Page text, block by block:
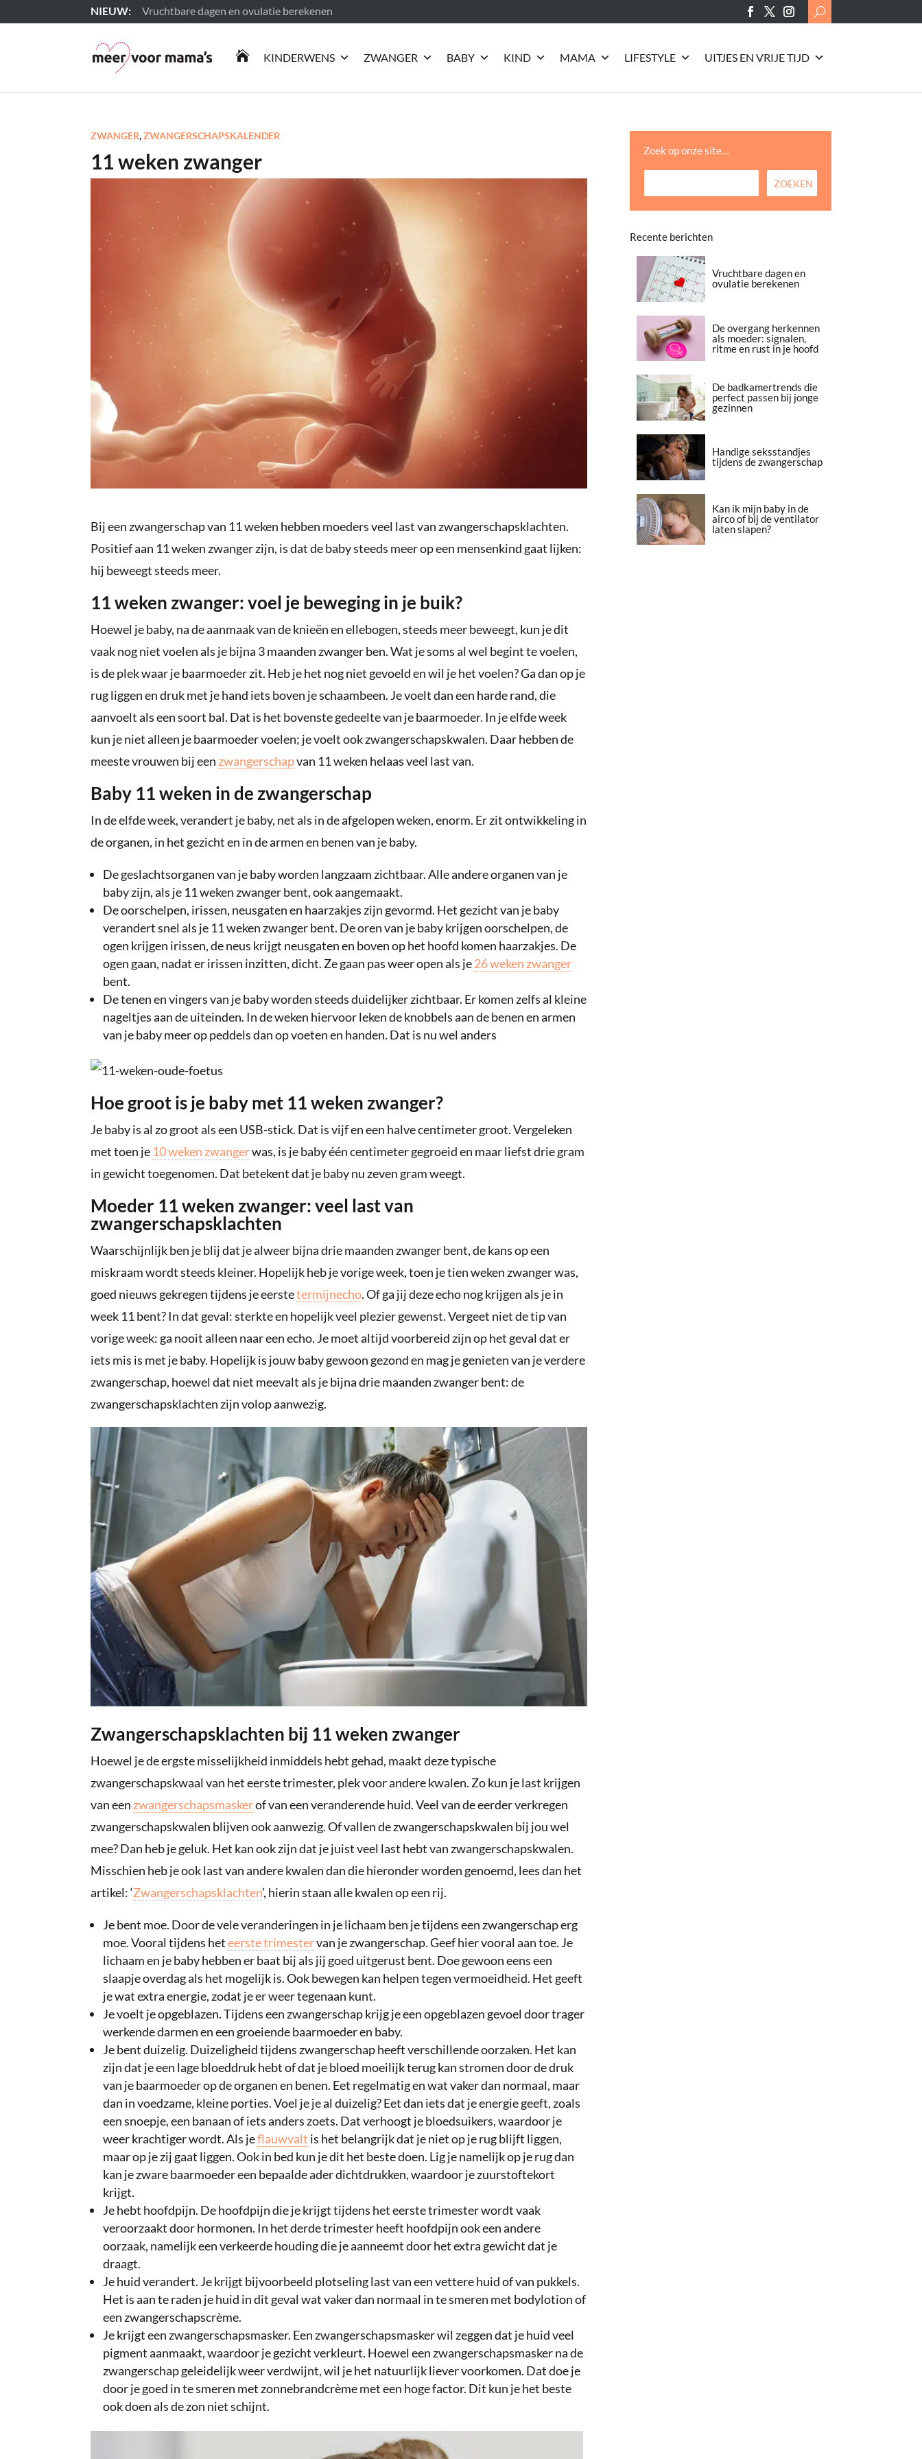
Vruchtbare dagen en ovulatie berekenen
Lees meer
Search
for:
 KINDERWENS ZWANGER BABY KIND MAMA LIFESTYLE UITJES EN VRIJE TIJD
ZWANGER,ZWANGERSCHAPSKALENDER
11 weken zwanger
Bij een zwangerschap van 11 weken hebben moeders veel last van zwangerschapsklachten.
Positief aan 11 weken zwanger zijn, is dat de baby steeds meer op een mensenkind gaat lijken:
hij beweegt steeds meer.
11 weken zwanger: voel je beweging in je buik?
Hoewel je baby, na de aanmaak van de knieën en ellebogen, steeds meer beweegt, kun je dit
vaak nog niet voelen als je bijna 3 maanden zwanger ben. Wat je soms al wel begint te voelen,
is de plek waar je baarmoeder zit. Heb je het nog niet gevoeld en wil je het voelen? Ga dan op je
rug liggen en druk met je hand iets boven je schaambeen. Je voelt dan een harde rand, die
aanvoelt als een soort bal. Dat is het bovenste gedeelte van je baarmoeder. In je elfde week
kun je niet alleen je baarmoeder voelen; je voelt ook zwangerschapskwalen. Daar hebben de
meeste vrouwen bij een zwangerschapvan 11 weken helaas veel last van.
Baby 11 weken in de zwangerschap
In de elfde week, verandert je baby, net als in de afgelopen weken, enorm. Er zit ontwikkeling in
de organen, in het gezicht en in de armen en benen van je baby.
De geslachtsorganen van je baby worden langzaam zichtbaar. Alle andere organen van je
baby zijn, als je 11 weken zwanger bent, ook aangemaakt.
De oorschelpen, irissen, neusgaten en haarzakjes zijn gevormd. Het gezicht van je baby
verandert snel als je 11 weken zwanger bent. De oren van je baby krijgen oorschelpen, de
ogen krijgen irissen, de neus krijgt neusgaten en boven op het hoofd komen haarzakjes. De
ogen gaan, nadat er irissen inzitten, dicht. Ze gaan pas weer open als je26 weken zwanger
bent.
De tenen en vingers van je baby worden steeds duidelijker zichtbaar. Er komen zelfs al kleine
nageltjes aan de uiteinden. In de weken hiervoor leken de knobbels aan de benen en armen
van je baby meer op peddels dan op voeten en handen. Dat is nu wel anders
Hoe groot is je baby met 11 weken zwanger?
Je baby is al zo groot als een USB-stick. Dat is vijf en een halve centimeter groot. Vergeleken
met toen je 10 weken zwangerwas, is je baby één centimeter gegroeid en maar liefst drie gram
in gewicht toegenomen. Dat betekent dat je baby nu zeven gram weegt.
Moeder 11 weken zwanger: veel last van
zwangerschapsklachten
Waarschijnlijk ben je blij dat je alweer bijna drie maanden zwanger bent, de kans op een
miskraam wordt steeds kleiner. Hopelijk heb je vorige week, toen je tien weken zwanger was,
goed nieuws gekregen tijdens je eerstetermijnecho. Of ga jij deze echo nog krijgen als je in
week 11 bent? In dat geval: sterkte en hopelijk veel plezier gewenst. Vergeet niet de tip van
vorige week: ga nooit alleen naar een echo. Je moet altijd voorbereid zijn op het geval dat er
iets mis is met je baby. Hopelijk is jouw baby gewoon gezond en mag je genieten van je verdere
zwangerschap, hoewel dat niet meevalt als je bijna drie maanden zwanger bent: de
zwangerschapsklachten zijn volop aanwezig.
Zwangerschapsklachten bij 11 weken zwanger
Hoewel je de ergste misselijkheid inmiddels hebt gehad, maakt deze typische
zwangerschapskwaal van het eerste trimester, plek voor andere kwalen. Zo kun je last krijgen
van een zwangerschapsmaskerof van een veranderende huid. Veel van de eerder verkregen
zwangerschapskwalen blijven ook aanwezig. Of vallen de zwangerschapskwalen bij jou wel
mee? Dan heb je geluk. Het kan ook zijn dat je juist veel last hebt van zwangerschapskwalen.
Misschien heb je ook last van andere kwalen dan die hieronder worden genoemd, lees dan het
artikel: ‘Zwangerschapsklachten’, hierin staan alle kwalen op een rij.
Je bent moe. Door de vele veranderingen in je lichaam ben je tijdens een zwangerschap erg
moe. Vooral tijdens heteerste trimestervan je zwangerschap. Geef hier vooral aan toe. Je
lichaam en je baby hebben er baat bij als jij goed uitgerust bent. Doe gewoon eens een
slaapje overdag als het mogelijk is. Ook bewegen kan helpen tegen vermoeidheid. Het geeft
je wat extra energie, zodat je er weer tegenaan kunt.
Je voelt je opgeblazen. Tijdens een zwangerschap krijg je een opgeblazen gevoel door trager
werkende darmen en een groeiende baarmoeder en baby.
Je bent duizelig. Duizeligheid tijdens zwangerschap heeft verschillende oorzaken. Het kan
zijn dat je een lage bloeddruk hebt of dat je bloed moeilijk terug kan stromen door de druk
van je baarmoeder op de organen en benen. Eet regelmatig en wat vaker dan normaal, maar
dan in voedzame, kleine porties. Voel je je al duizelig? Eet dan iets dat je energie geeft, zoals
een snoepje, een banaan of iets anders zoets. Dat verhoogt je bloedsuikers, waardoor je
weer krachtiger wordt. Als jeflauwvalt is het belangrijk dat je niet op je rug blijft liggen,
maar op je zij gaat liggen. Ook in bed kun je dit het beste doen. Lig je namelijk op je rug dan
kan je zware baarmoeder een bepaalde ader dichtdrukken, waardoor je zuurstoftekort
krijgt.
Je hebt hoofdpijn. De hoofdpijn die je krijgt tijdens het eerste trimester wordt vaak
veroorzaakt door hormonen. In het derde trimester heeft hoofdpijn ook een andere
oorzaak, namelijk een verkeerde houding die je aanneemt door het extra gewicht dat je
draagt.
Je huid verandert. Je krijgt bijvoorbeeld plotseling last van een vettere huid of van pukkels.
Het is aan te raden je huid in dit geval wat vaker dan normaal in te smeren met bodylotion of
een zwangerschapscrème.
Je krijgt een zwangerschapsmasker. Een zwangerschapsmasker wil zeggen dat je huid veel
pigment aanmaakt, waardoor je gezicht verkleurt. Hoewel een zwangerschapsmasker na de
zwangerschap geleidelijk weer verdwijnt, wil je het natuurlijk liever voorkomen. Dat doe je
door je goed in te smeren met zonnebrandcrème met een hoge factor. Dit kun je het beste
ook doen als de zon niet schijnt.
Zoek op onze site…
Recente berichten
Vruchtbare dagen en
ovulatie berekenen
De overgang herkennen
als moeder: signalen,
ritme en rust in je hoofd
De badkamertrends die
perfect passen bij jonge
gezinnen
Handige seksstandjes
tijdens de zwangerschap
Kan ik mijn baby in de
airco of bij de ventilator
laten slapen?